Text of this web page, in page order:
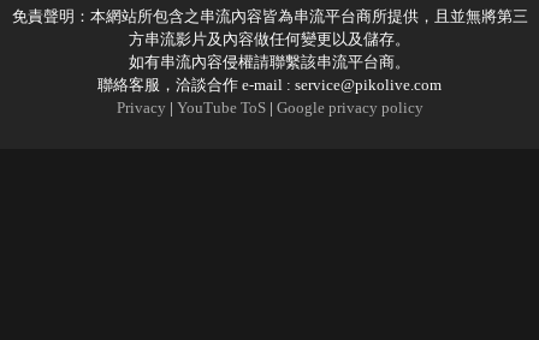
免責聲明：本網站所包含之串流內容皆為串流平台商所提供，且並無將第三
方串流影片及內容做任何變更以及儲存。
如有串流內容侵權請聯繫該串流平台商。
聯絡客服，洽談合作 e-mail : service@pikolive.com
Privacy | YouTube ToS| Google privacy policy